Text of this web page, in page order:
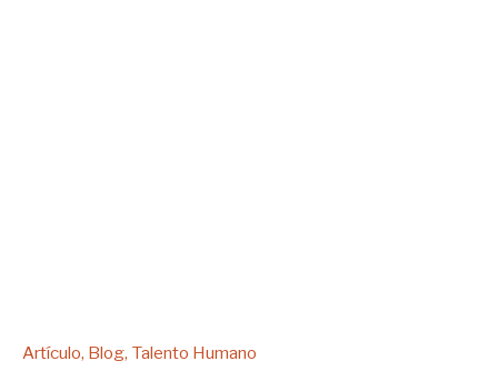
Artículo Blog Talento Humano